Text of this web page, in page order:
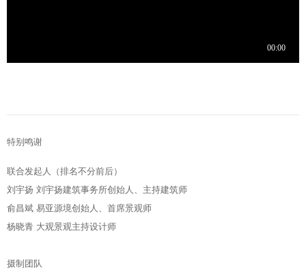
特别鸣谢
联合发起人（排名不分前后）
刘宇扬 刘宇扬建筑事务所创始人、主持建筑师
俞昌斌 易亚源境创始人、首席景观师
杨晓青 大观景观主持设计师
摄制团队